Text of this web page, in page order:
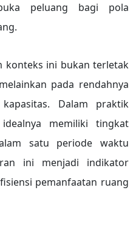
peluang bagi pola
konteks ini bukan terletak
pada rendahnya
Dalam praktik
memiliki tingkat
satu periode waktu
ini menjadi indikator
pemanfaatan ruang